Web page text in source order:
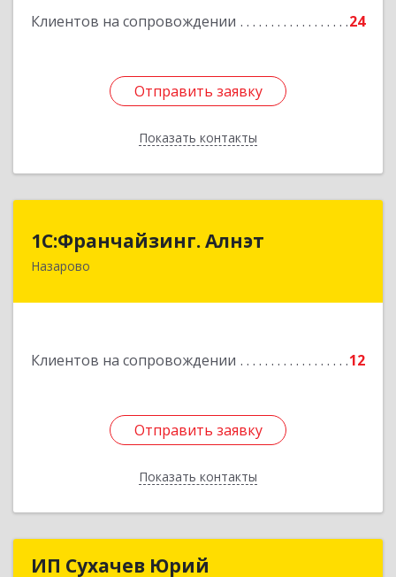
Клиентов на сопровождении 24
Отправить заявку
Показать контакты
Отправить заявку
Назад
1С:Франчайзинг. Алнэт
Назарово
Клиентов на сопровождении 12
Отправить заявку
Показать контакты
1С:Франчайзинг. Алнэт
662200, Красноярский край, Назарово г,
Отправить заявку
Назад
ИП Сухачев ЮрийИП Сухачев Юрий